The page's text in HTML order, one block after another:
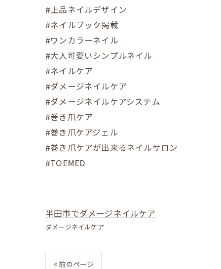
#上品ネイルデザイン
#ネイルブック掲載
#ワンカラーネイル
#大人可愛いシンプルネイル
#ネイルケア
#ダメージネイルケア
#ダメージネイルケアシステム
#巻き爪ケア
#巻き爪ケアジェル
#巻き爪ケアが出来るネイルサロン
#TOEMED
半田市でダメージネイルケア
ダメージネイルケア
< 前のページ